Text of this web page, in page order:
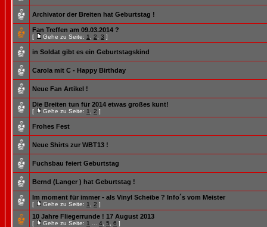
Archivator der Breiten hat Geburtstag !
Fan Treffen am 09.03.2014 ?
[ Gehe zu Seite: 1 2 3 ]
in Soldat gibt es ein Geburtstagskind
Carola mit C - Happy Birthday
Neue Fan Artikel !
Die Breiten tun für 2014 etwas großes kunt!
[ Gehe zu Seite: 1 2 ]
Frohes Fest
Neue Shirts zur WBT13 !
Fuchsbau feiert Geburtstag
Bernd (Langer ) hat Geburtstag !
Im moment für immer - als Vinyl Scheibe ? Info´s vom Meister
[ Gehe zu Seite: 1 2 ]
10 Jahre Fliegerrunde ! 17 August 2013
[ Gehe zu Seite: 1 4 5 6 ]